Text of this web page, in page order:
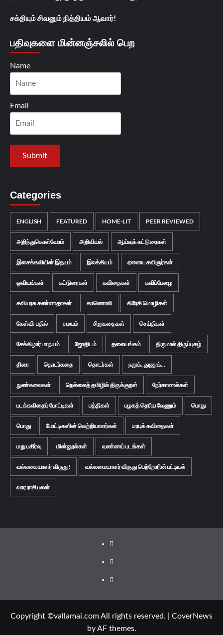
சக்தியும் சிவனும் நித்தியம் ஆவார்!
பதிவுகளை மின்னஞ்சலில் பெற
Name
Email
Categories
ENGLISH FEATURED HOME-LIT PEER REVIEWED
அறிந்துகொள்வோம் அறிவியல் ஆய்வுக் கட்டுரைகள்
இசைக்கவியின் இதயம் இலக்கியம் ஏனைய கவிஞர்கள்
ஓவியங்கள் கட்டுரைகள் கவிதைகள் கவிப்பேழை
கவியரசு கண்ணதாசன் காணொலி கிரேசி மொழிகள்
கேள்வி-பதில் சமயம் சிறுகதைகள் செய்திகள்
சேக்கிழார் பா நயம் ஜோதிடம் தலையங்கம் திருமால் திருப்புகழ்
திரை தொடர்கதை தொடர்கள் நறுக்..துணுக்...
நுண்கலைகள் நெல்லைத் தமிழில் திருக்குறள் நேர்காணல்கள்
படக்கவிதைப் போட்டிகள் பத்திகள் பழகத் தெரிய வேணும் பொது
பொது போட்டிகளின் வெற்றியாளர்கள் மரபுக் கவிதைகள்
மறு பகிர்வு மின்னூல்கள் வண்ணப் படங்கள்
வல்லமையாளர் விருது! வல்லமையாளர் விருது பெற்றோரின் பட்டியல்
வார ராசி பலன்
Facebook
Twitter
Youtube
Copyright ©vallamai.com All rights reserved.
CoverNews
by AF themes.